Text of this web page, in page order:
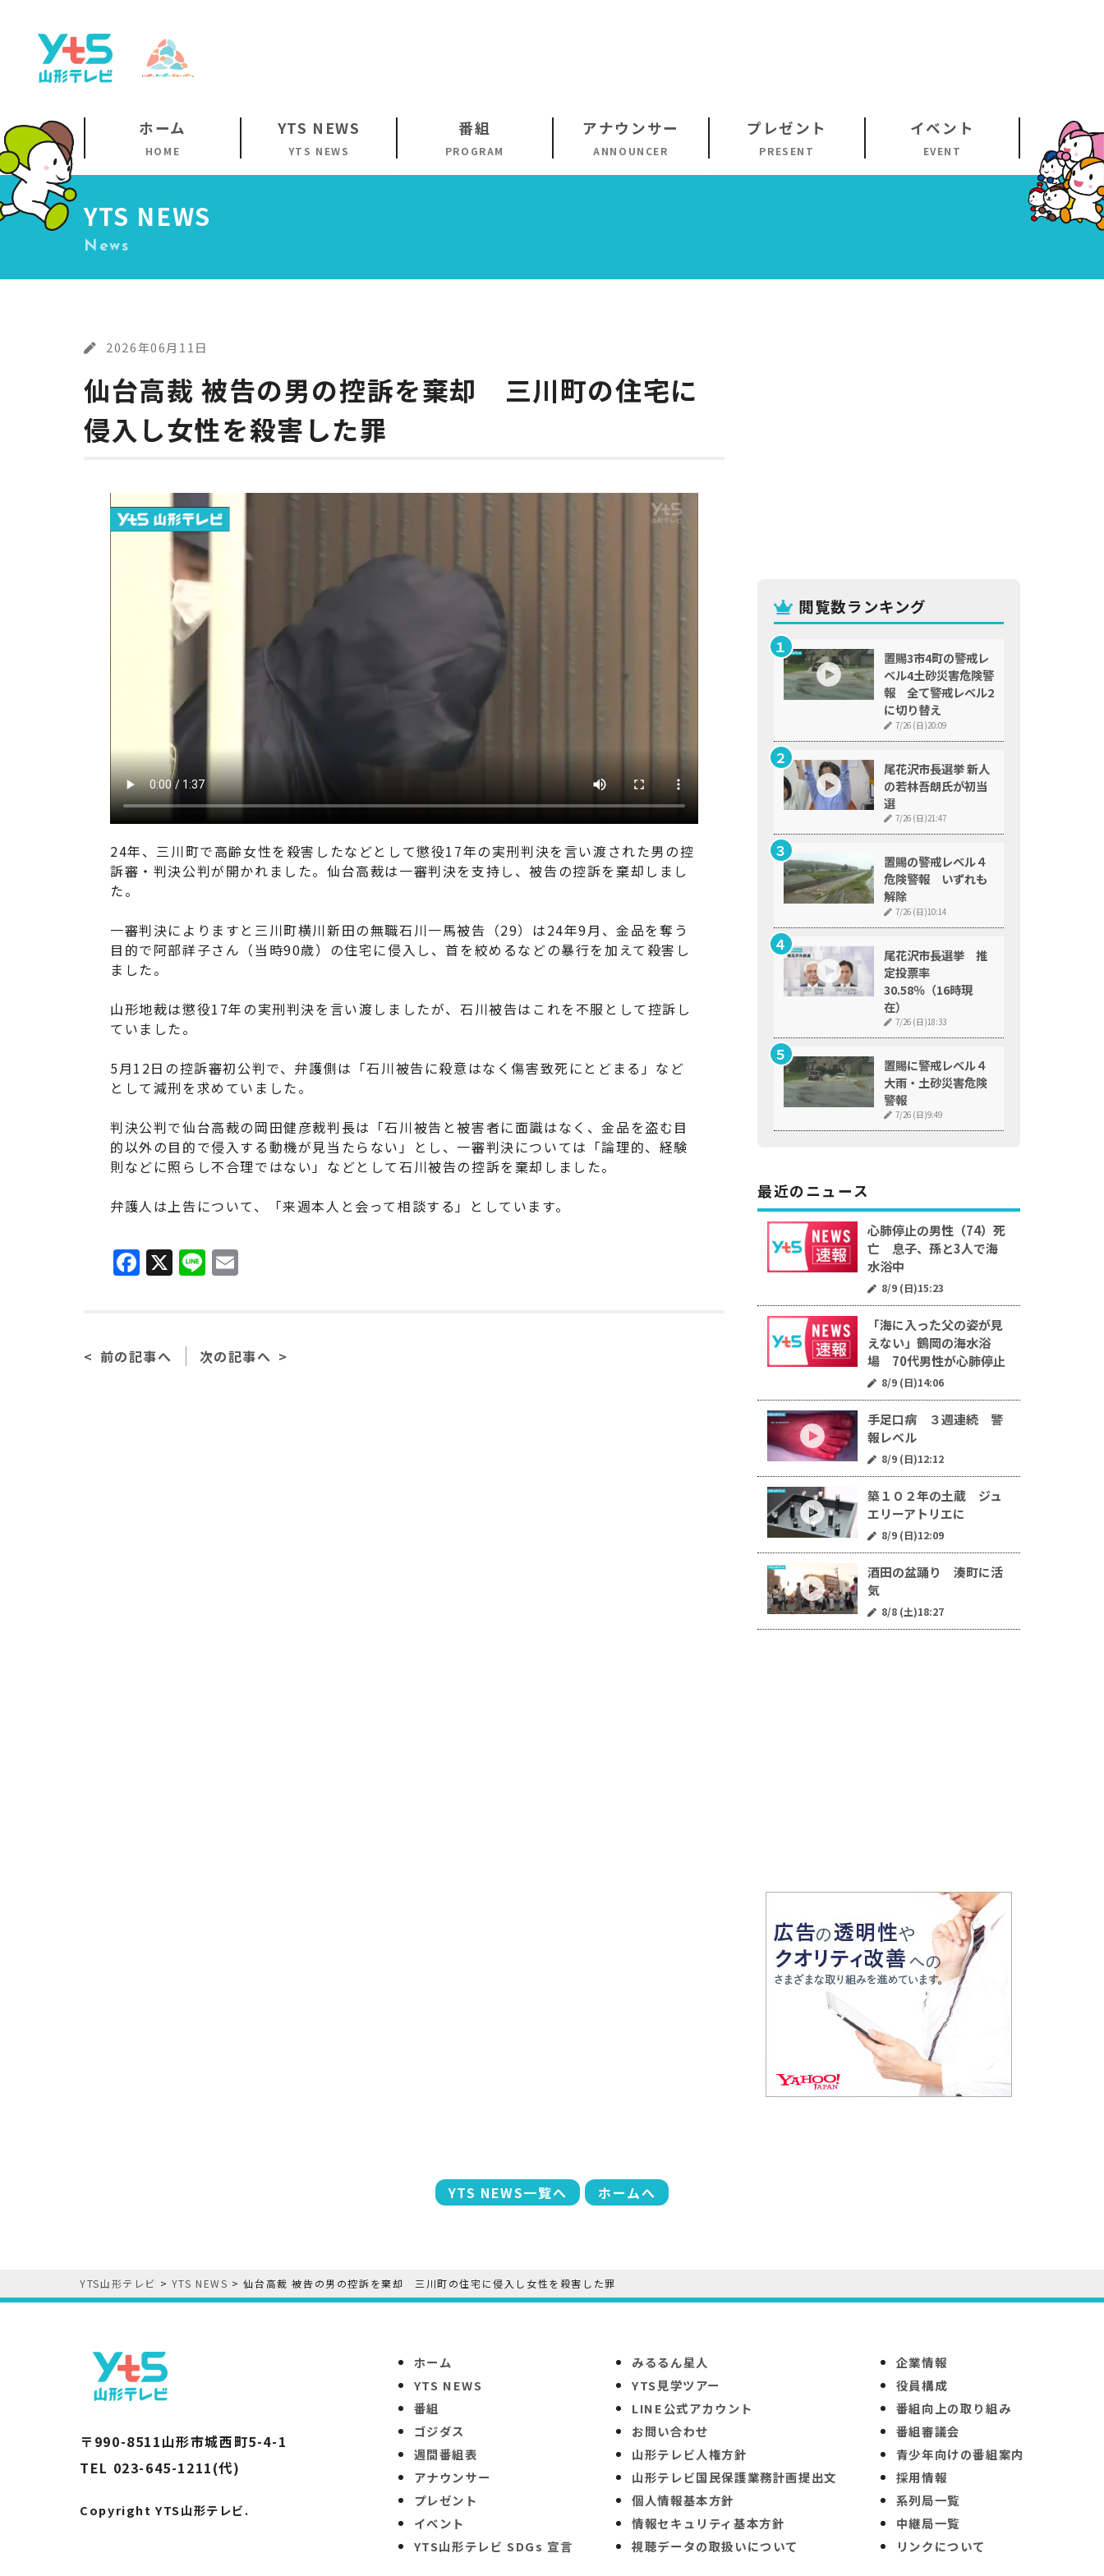
ホーム
HOME
YTS NEWS
YTS NEWS
番組
PROGRAM
アナウンサー
ANNOUNCER
プレゼント
PRESENT
イベント
EVENT
YTS NEWS
News
2026年06月11日
仙台高裁 被告の男の控訴を棄却 三川町の住宅に
侵入し女性を殺害した罪
24年、三川町で高齢女性を殺害したなどとして懲役17年の実刑判決を言い渡された男の控
訴審・判決公判が開かれました。仙台高裁は一審判決を支持し、被告の控訴を棄却しまし
た。
一審判決によりますと三川町横川新田の無職石川一馬被告（29）は24年9月、金品を奪う
目的で阿部祥子さん（当時90歳）の住宅に侵入し、首を絞めるなどの暴行を加えて殺害し
ました。
山形地裁は懲役17年の実刑判決を言い渡しましたが、石川被告はこれを不服として控訴し
ていました。
5月12日の控訴審初公判で、弁護側は「石川被告に殺意はなく傷害致死にとどまる」など
として減刑を求めていました。
判決公判で仙台高裁の岡田健彦裁判長は「石川被告と被害者に面識はなく、金品を盗む目
的以外の目的で侵入する動機が見当たらない」とし、一審判決については「論理的、経験
則などに照らし不合理ではない」などとして石川被告の控訴を棄却しました。
弁護人は上告について、「来週本人と会って相談する」としています。
F
a
e
b
X Li
n
l
前の記事へ 次の記事へ
閲覧数ランキング
置賜3市4町の警戒レ
ベル4土砂災害危険警
報 全て警戒レベル2
に切り替え
7/26 (日)20:09
尾花沢市長選挙 新人
の若林吾朗氏が初当
選
7/26 (日)21:47
置賜の警戒レベル４
危険警報 いずれも
解除
7/26 (日)10:14
尾花沢市長選挙 推
定投票率
30.58％（16時現
在）
7/26 (日)18:33
置賜に警戒レベル４
大雨・土砂災害危険
警報
7/26 (日)9:49
最近のニュース
心肺停止の男性（74）死
亡 息子、孫と3人で海
水浴中
8/9 (日)15:23
「海に入った父の姿が見
えない」鶴岡の海水浴
場 70代男性が心肺停止
8/9 (日)14:06
手足口病 ３週連続 警
報レベル
8/9 (日)12:12
築１０２年の土蔵 ジュ
エリーアトリエに
8/9 (日)12:09
酒田の盆踊り 湊町に活
気
8/8 (土)18:27
YTS NEWS一覧へ ホームへ
YTS山形テレビ > YTS NEWS >仙台高裁 被告の男の控訴を棄却 三川町の住宅に侵入し女性を殺害した罪
〒990-8511山形市城西町5-4-1
TEL 023-645-1211(代)
Copyright YTS山形テレビ.
ホーム
YTS NEWS
番組
ゴジダス
週間番組表
アナウンサー
プレゼント
イベント
YTS山形テレビ SDGs 宣言
みるるん星人
YTS見学ツアー
LINE公式アカウント
お問い合わせ
山形テレビ人権方針
山形テレビ国民保護業務計画提出文
個人情報基本方針
情報セキュリティ基本方針
視聴データの取扱いについて
企業情報
役員構成
番組向上の取り組み
番組審議会
青少年向けの番組案内
採用情報
系列局一覧
中継局一覧
リンクについて